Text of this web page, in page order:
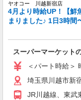
ス
日
給
ださ
キープ
アルバイト パート
ヤオコー 川越西口店
ヤオコー 川越新宿店
4月より時給UP！【鮮
まりました♪ 1日3時間
スーパーマーケット
＜パート時給＞
埼玉県川越市新
JR川越線、東武